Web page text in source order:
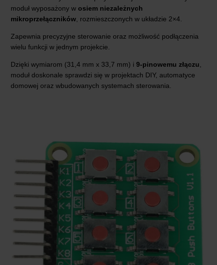
moduł wyposażony w osiem niezależnych
mikroprzełączników , rozmieszczonych w układzie 2×4.
Zapewnia precyzyjne sterowanie oraz możliwość podłączenia
wielu funkcji w jednym projekcie.
Dzięki wymiarom (31,4 mm x 33,7 mm) i 9-pinowemu złączu
moduł doskonale sprawdzi się w projektach DIY, automatyce
domowej oraz wbudowanych systemach sterowania.